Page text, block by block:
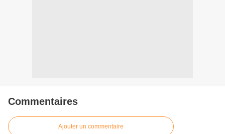
Commentaires
Ajouter un commentaire